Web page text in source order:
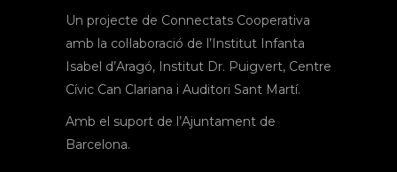
Un projecte de Connectats Cooperativa
amb la col·laboració de l’Institut Infanta
Isabel d’Aragó, Institut Dr. Puigvert, Centre
Cívic Can Clariana i Auditori Sant Martí.
Amb el suport de l’Ajuntament de
Barcelona.